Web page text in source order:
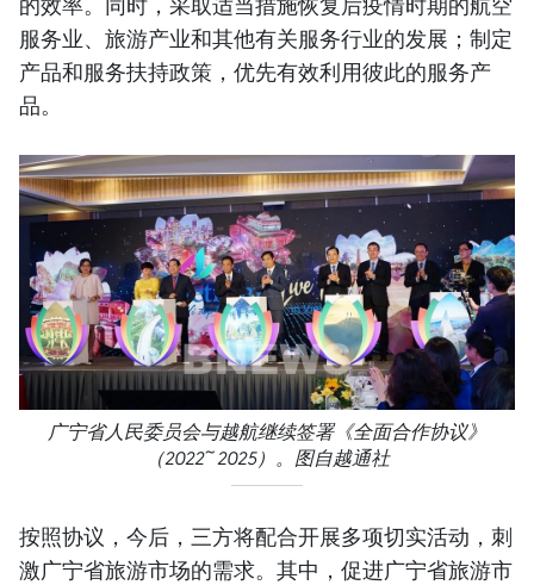
服务业、旅游产业和其他有关服务行业的发展；制定
产品和服务扶持政策，优先有效利用彼此的服务产
品。
广宁省人民委员会与越航继续签署《全面合作协议》
（2022~2025）。图自越通社
按照协议，今后，三方将配合开展多项切实活动，刺
激广宁省旅游市场的需求。其中，促进广宁省旅游市